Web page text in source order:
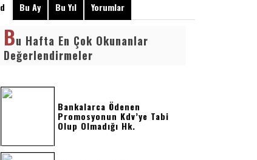
Bu Ay Bu Yıl Yorumlar
Bu Hafta En Çok Okunanlar
Değerlendirmeler
Bankalarca Ödenen
Promosyonun Kdv’ye Tabi
Olup Olmadığı Hk.